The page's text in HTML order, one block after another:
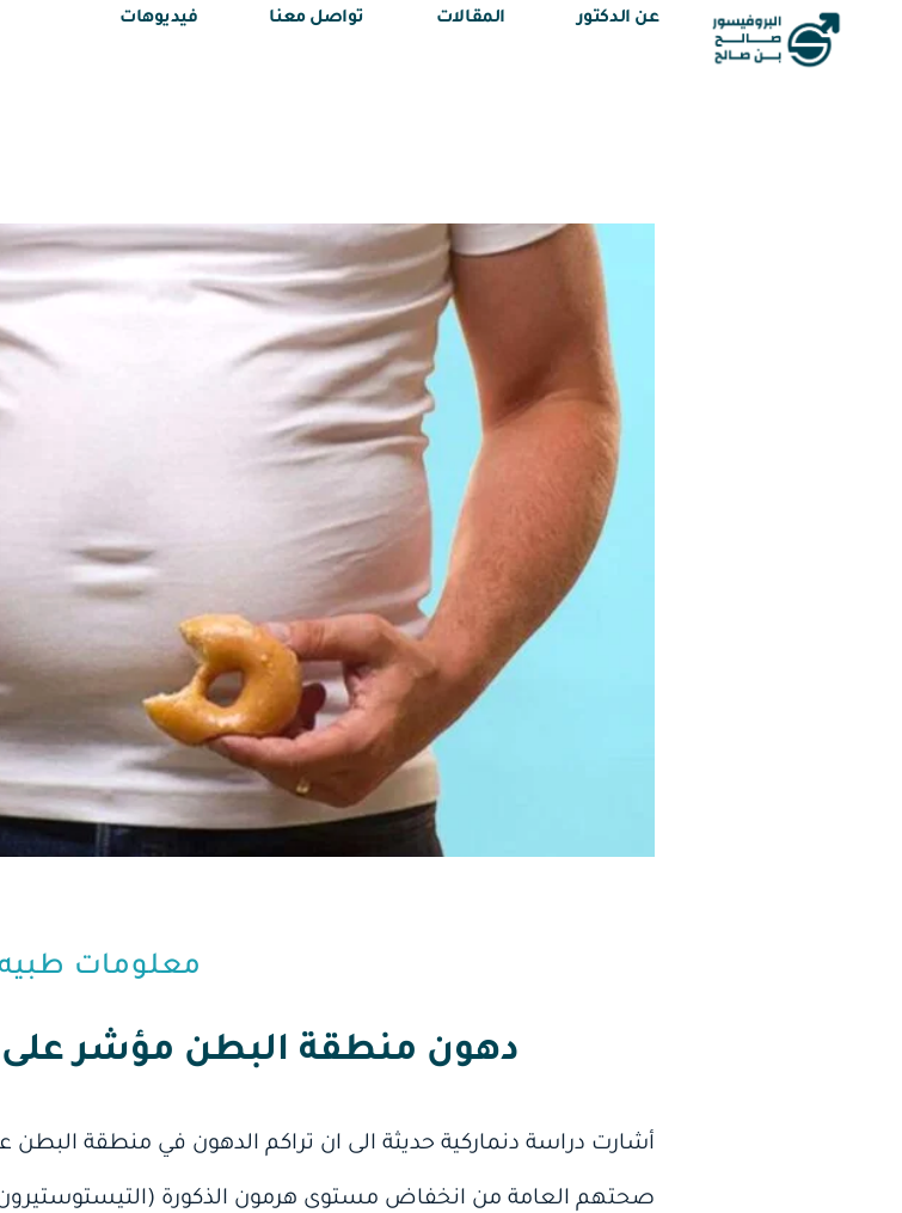
عن الدكتور المقالات تواصل معنا فيديوهات
معلومات
دهون منطقة البطن مؤشر على
أشارت دراسة دنماركية حديثة الى ان تراكم الدهون في منطقة البطن
صحتهم العامة من انخفاض مستوى هرمون الذكورة